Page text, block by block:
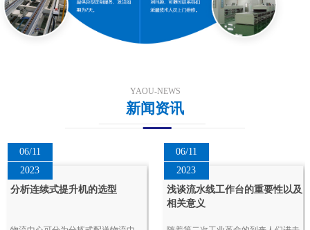
YAOU-NEWS
新闻资讯
06/11
2023
分析连续式提升机的选型
06/11
2023
浅谈流水线工作台的重要性以及
相关意义